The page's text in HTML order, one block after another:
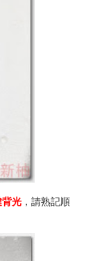
光 ，請熟記順